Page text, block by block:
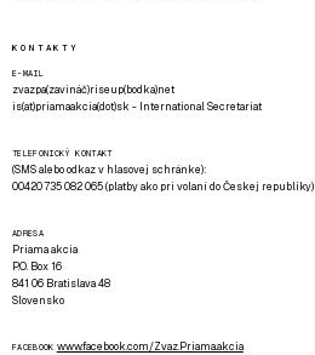
KONTAKTY
E-MAIL
zvazpa(zavináč)riseup(bodka)net
is(at)priamaakcia(dot)sk - International Secretariat
TELEFONICKÝ KONTAKT
(SMS alebo odkaz v hlasovej schránke):
00420 735 082 065 (platby ako pri volaní do Českej republiky)
ADRESA
Priama akcia
P.O. Box 16
841 06 Bratislava 48
Slovensko
FACEBOOK www.facebook.com/Zvaz.Priama.akcia